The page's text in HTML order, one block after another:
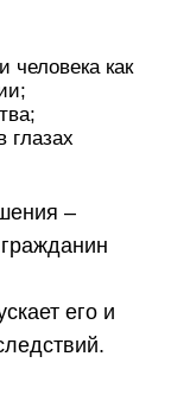
человека как
глазах
–
его и